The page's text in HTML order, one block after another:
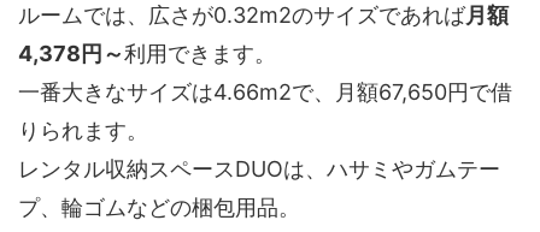
ルームでは、広さが0.32m2のサイズであれば月額
4,378円～利用できます。
一番大きなサイズは4.66m2で、月額67,650円で借
りられます。
レンタル収納スペースDUOは、ハサミやガムテー
プ、輪ゴムなどの梱包用品。